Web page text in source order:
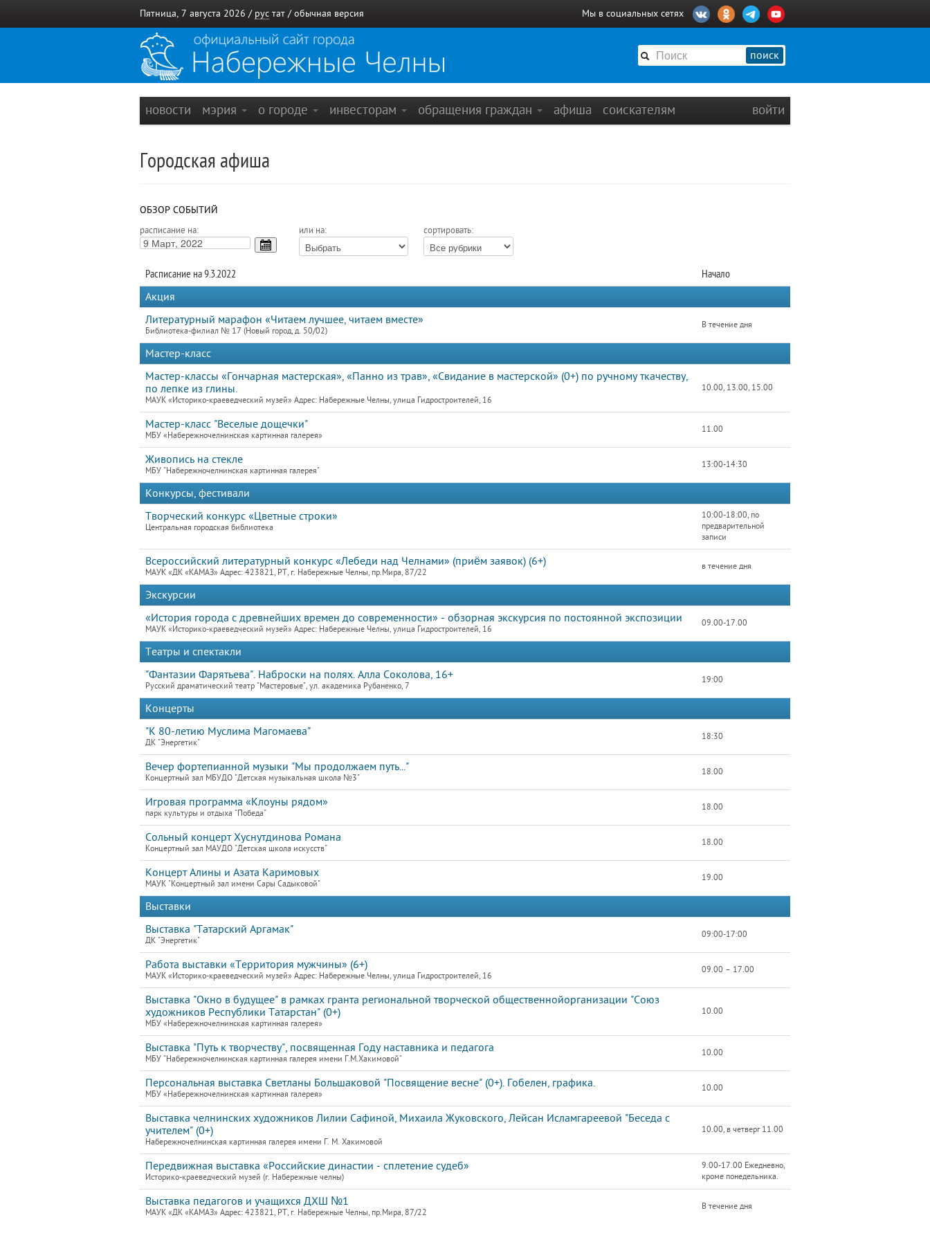
Пятница, 7 августа 2026 / рус тат / обычная версия Мы в социальных сетях
поиск
новости мэрия о городе инвесторам обращения граждан афиша соискателям войти
Городская афиша
ОБЗОР СОБЫТИЙ
расписание на: или на: сортировать:
Расписание на 9.3.2022
Начало
Акция
Литературный марафон «Читаем лучшее, читаем вместе»
Библиотека-филиал № 17 (Новый город, д. 50/02)
В течение дня
Мастер-класс
Мастер-классы «Гончарная мастерская», «Панно из трав», «Свидание в мастерской» (0+) по ручному ткачеству,
по лепке из глины.
МАУК «Историко-краеведческий музей» Адрес: Набережные Челны, улица Гидростроителей, 16
10.00, 13.00, 15.00
Мастер-класс "Веселые дощечки"
МБУ «Набережночелнинская картинная галерея»
11.00
Живопись на стекле
МБУ "Набережночелнинская картинная галерея"
13:00-14:30
Конкурсы, фестивали
Творческий конкурс «Цветные строки»
Центральная городская библиотека
10:00-18:00, по
предварительной
записи
Всероссийский литературный конкурс «Лебеди над Челнами» (приём заявок) (6+)
МАУК «ДК «КАМАЗ» Адрес: 423821, РТ, г. Набережные Челны, пр.Мира, 87/22
в течение дня
Экскурсии
«История города с древнейших времен до современности» - обзорная экскурсия по постоянной экспозиции
МАУК «Историко-краеведческий музей» Адрес: Набережные Челны, улица Гидростроителей, 16
09.00-17.00
Театры и спектакли
"Фантазии Фарятьева". Наброски на полях. Алла Соколова, 16+
Русский драматический театр "Мастеровые", ул. академика Рубаненко, 7
19:00
Концерты
"К 80-летию Муслима Магомаева"
ДК "Энергетик"
18:30
Вечер фортепианной музыки "Мы продолжаем путь..."
Концертный зал МБУДО "Детская музыкальная школа №3"
18.00
Игровая программа «Клоуны рядом»
парк культуры и отдыха "Победа"
18.00
Сольный концерт Хуснутдинова Романа
Концертный зал МАУДО "Детская школа искусств"
18.00
Концерт Алины и Азата Каримовых
МАУК "Концертный зал имени Сары Садыковой"
19.00
Выставки
Выставка "Татарский Аргамак"
ДК "Энергетик"
09:00-17:00
Работа выставки «Территория мужчины» (6+)
МАУК «Историко-краеведческий музей» Адрес: Набережные Челны, улица Гидростроителей, 16
09.00 – 17.00
Выставка "Окно в будущее" в рамках гранта региональной творческой общественнойорганизации "Союз
художников Республики Татарстан" (0+)
МБУ «Набережночелнинская картинная галерея»
10.00
Выставка "Путь к творчеству", посвященная Году наставника и педагога
МБУ "Набережночелнинская картинная галерея имени Г.М.Хакимовой"
10.00
Персональная выставка Светланы Большаковой "Посвящение весне" (0+). Гобелен, графика.
МБУ «Набережночелнинская картинная галерея»
10.00
Выставка челнинских художников Лилии Сафиной, Михаила Жуковского, Лейсан Исламгареевой "Беседа с
учителем" (0+)
Набережночелнинская картинная галерея имени Г. М. Хакимовой
10.00, в четверг 11.00
Передвижная выставка «Российские династии - сплетение судеб»
Историко-краеведческий музей (г. Набережные челны)
9.00-17.00 Ежедневно,
кроме понедельника.
Выставка педагогов и учащихся ДХШ №1
МАУК «ДК «КАМАЗ» Адрес: 423821, РТ, г. Набережные Челны, пр.Мира, 87/22
В течение дня